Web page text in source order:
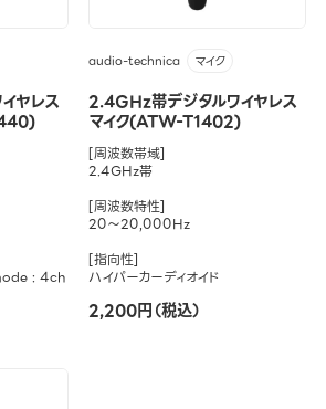
ヤレス
: 4ch
audio-technica マイク
2.4GHz帯デジタルワイヤレス
マイク(ATW-T1402)
[周波数帯域]
2.4GHz帯
[周波数特性]
20～20,000Hz
[指向性]
ハイパーカーディオイド
2,200円（税込）